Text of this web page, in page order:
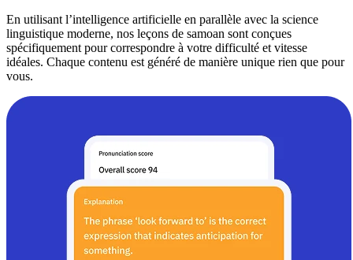
En utilisant l’intelligence artificielle en parallèle avec la science
linguistique moderne, nos leçons de samoan sont conçues
spécifiquement pour correspondre à votre difficulté et vitesse
idéales. Chaque contenu est généré de manière unique rien que pour
vous.